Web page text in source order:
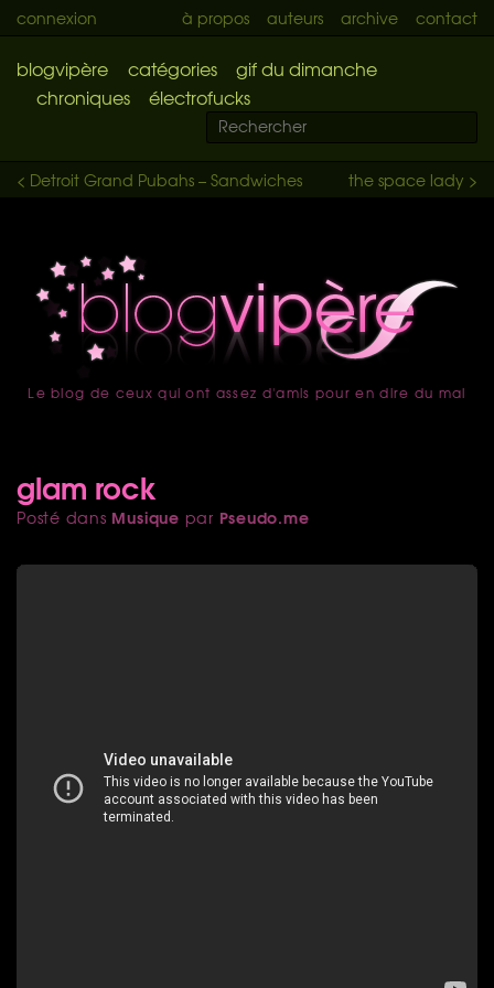
connexion à propos auteurs archive contact
blogvipère catégories
gif du dimanche
chroniques
électrofucks
the space lady >
< Detroit Grand Pubahs – Sandwiches
accueil
Le blog de ceux qui ont assez d'amis pour en dire du mal
glam rock
Posté dans Musique par Pseudo.me